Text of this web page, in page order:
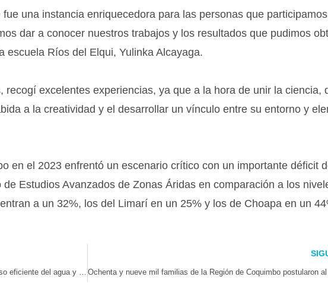
una instancia enriquecedora para las personas que
dar a conocer nuestros trabajos y los resultados que pudimos
escuela Ríos del Elqui, Yulinka Alcayaga.
recogí excelentes experiencias, ya que a la hora de unir la ciencia,
a la creatividad y el desarrollar un vínculo entre su entorno y
en el 2023 enfrentó un escenario crítico con un importante déficit
Estudios Avanzados de Zonas Áridas en comparación a los
a un 32%, los del Limarí en un 25% y los de Choapa en un